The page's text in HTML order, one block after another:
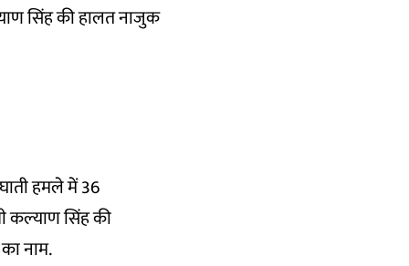
सिंह की हालत नाजुक
हमले में 36
कल्याण सिंह की
नाम.